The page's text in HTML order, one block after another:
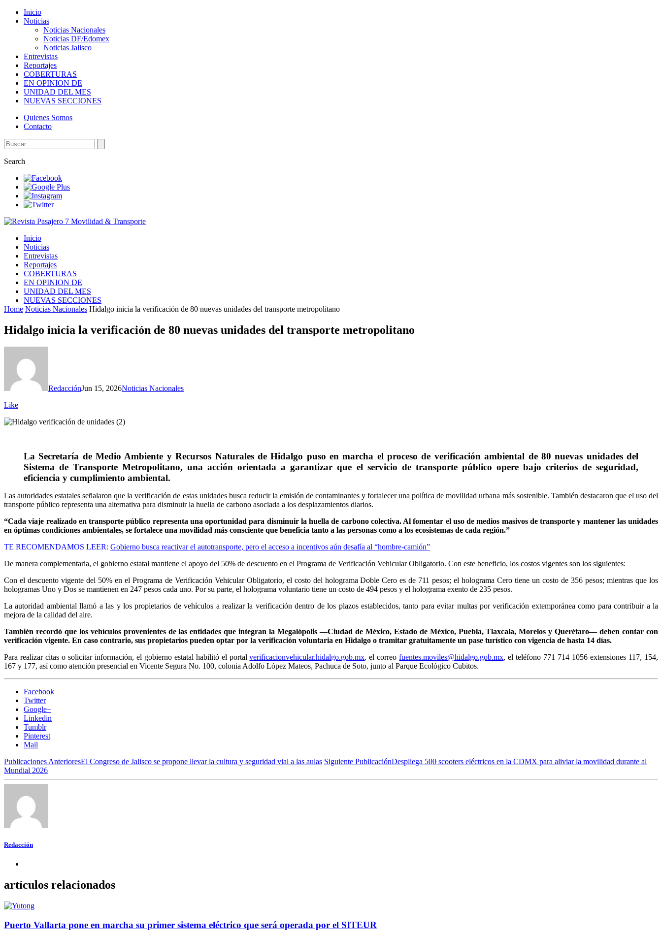
Inicio
Noticias
Noticias Nacionales
Noticias DF/Edomex
Noticias Jalisco
Entrevistas
Reportajes
COBERTURAS
EN OPINION DE
UNIDAD DEL MES
NUEVAS SECCIONES
Quienes Somos
Contacto
Search
Inicio
Noticias
Entrevistas
Reportajes
COBERTURAS
EN OPINION DE
UNIDAD DEL MES
NUEVAS SECCIONES
Home Noticias Nacionales Hidalgo inicia la verificación de 80 nuevas unidades del transporte metropolitano
Hidalgo inicia la verificación de 80 nuevas unidades del transporte metropolitano
RedacciónJun 15, 2026Noticias Nacionales
Like
La Secretaría de Medio Ambiente y Recursos Naturales de Hidalgo puso en marcha el proceso de verificación ambiental de 80 nuevas unidades del
Sistema de Transporte Metropolitano, una acción orientada a garantizar que el servicio de transporte público opere bajo criterios de seguridad,
eficiencia y cumplimiento ambiental.
Las autoridades estatales señalaron que la verificación de estas unidades busca reducir la emisión de contaminantes y fortalecer una política de movilidad urbana más sostenible. También destacaron que el uso del
transporte público representa una alternativa para disminuir la huella de carbono asociada a los desplazamientos diarios.
“Cada viaje realizado en transporte público representa una oportunidad para disminuir la huella de carbono colectiva. Al fomentar el uso de medios masivos de transporte y mantener las unidades
en óptimas condiciones ambientales, se fortalece una movilidad más consciente que beneficia tanto a las personas como a los ecosistemas de cada región.”
TE RECOMENDAMOS LEER: Gobierno busca reactivar el autotransporte, pero el acceso a incentivos aún desafía al “hombre-camión”
De manera complementaria, el gobierno estatal mantiene el apoyo del 50% de descuento en el Programa de Verificación Vehicular Obligatorio. Con este beneficio, los costos vigentes son los siguientes:
Con el descuento vigente del 50% en el Programa de Verificación Vehicular Obligatorio, el costo del holograma Doble Cero es de 711 pesos; el holograma Cero tiene un costo de 356 pesos; mientras que los
hologramas Uno y Dos se mantienen en 247 pesos cada uno. Por su parte, el holograma voluntario tiene un costo de 494 pesos y el holograma exento de 235 pesos.
La autoridad ambiental llamó a las y los propietarios de vehículos a realizar la verificación dentro de los plazos establecidos, tanto para evitar multas por verificación extemporánea como para contribuir a la
mejora de la calidad del aire.
También recordó que los vehículos provenientes de las entidades que integran la Megalópolis —Ciudad de México, Estado de México, Puebla, Tlaxcala, Morelos y Querétaro— deben contar con
verificación vigente. En caso contrario, sus propietarios pueden optar por la verificación voluntaria en Hidalgo o tramitar gratuitamente un pase turístico con vigencia de hasta 14 días.
Para realizar citas o solicitar información, el gobierno estatal habilitó el portalverificacionvehicular.hidalgo.gob.mx, el correofuentes.moviles@hidalgo.gob.mx, el teléfono 771 714 1056 extensiones 117, 154,
167 y 177, así como atención presencial en Vicente Segura No. 100, colonia Adolfo López Mateos, Pachuca de Soto, junto al Parque Ecológico Cubitos.
Facebook
Twitter
Google+
Linkedin
Tumblr
Pinterest
Mail
Publicaciones AnterioresEl Congreso de Jalisco se propone llevar la cultura y seguridad vial a las aulas Siguiente PublicaciónDespliega 500 scooters eléctricos en la CDMX para aliviar la movilidad durante al
Mundial 2026
Redacción
artículos relacionados
Puerto Vallarta pone en marcha su primer sistema eléctrico que será operada por el SITEUR